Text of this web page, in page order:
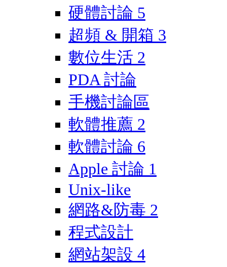
硬體討論 5
超頻 & 開箱 3
數位生活 2
PDA 討論
手機討論區
軟體推薦 2
軟體討論 6
Apple 討論 1
Unix-like
網路&防毒 2
程式設計
網站架設 4